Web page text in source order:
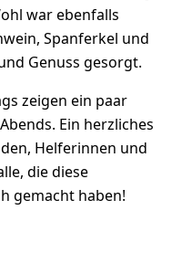
war ebenfalls
Spanferkel und
Genuss gesorgt.
zeigen ein paar
Ein herzliches
Helferinnen und
die diese
gemacht haben!